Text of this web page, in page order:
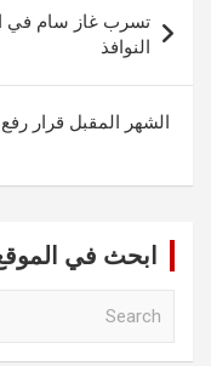
المقالات
تسرب غاز سام في
النوافذ
الشهر المقبل قرار
ابحث في